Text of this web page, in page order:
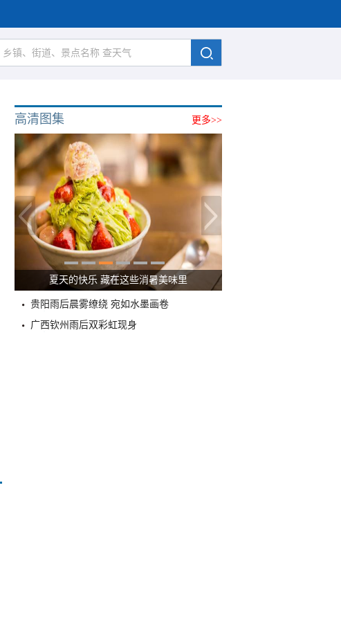
更多>>
高清图集
夏天的快乐 藏在这些消暑美味里
贵阳雨后晨雾缭绕 宛如水墨画卷
广西钦州雨后双彩虹现身